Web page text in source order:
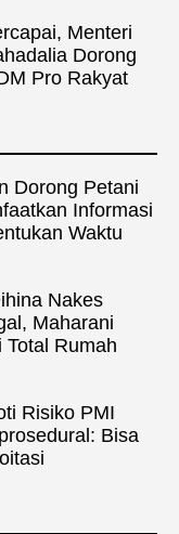
Menteri
Dorong
Pro Rakyat
Dorong Petani
Informasi
Waktu
Nakes
Maharani
Total Rumah
Risiko PMI
Bisa